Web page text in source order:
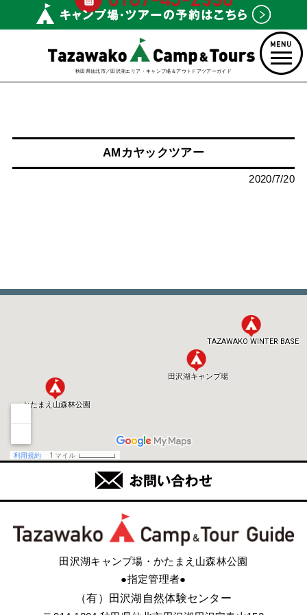
秋田県仙北市／田沢湖エリア・キャンプ場＆アウトドアツアーガイド
AMカヤックツアー
2020/7/20
田沢湖キャンプ場・かたまえ山森林公園
●指定管理者●
（有）田沢湖自然体験センター